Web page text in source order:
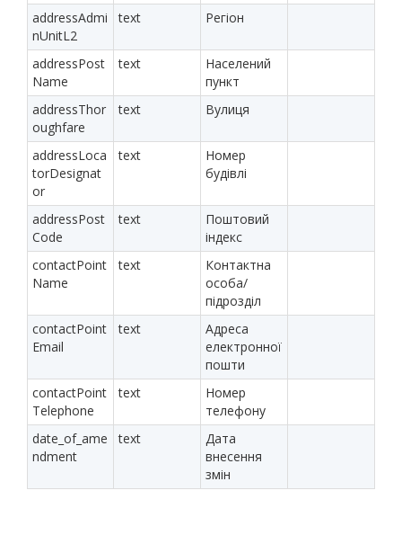
addressAdmi
nUnitL2
text Регіон
addressPost
Name
text
Населений
пункт
addressThor
oughfare
text Вулиця
addressLoca
torDesignat
or
text
Номер
будівлі
addressPost
Code
text
Поштовий
індекс
contactPoint
Name
text
Контактна
особа/
підрозділ
contactPoint
Email
text
Адреса
електронної
пошти
contactPoint
Telephone
text
Номер
телефону
date_of_ame
ndment
text
Дата
внесення
змін